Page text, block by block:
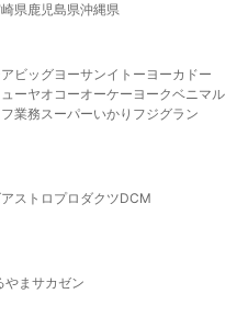
県鹿児島県沖縄県
ビッグヨーサンイトーヨーカドー
ーヤオコーオーケー ヨークベニマル
業務スーパーいかり フジグラン
アストロプロダクツDCM
やま サカゼン